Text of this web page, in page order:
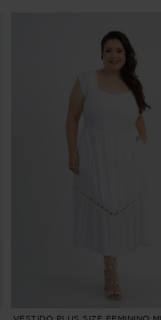
VESTIDO PLUS SIZE FEMININO